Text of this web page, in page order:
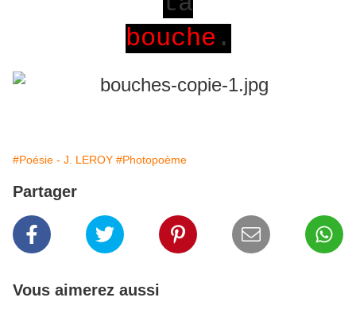
bouche .
#Poésie - J. LEROY #Photopoème
Partager
Vous aimerez aussi